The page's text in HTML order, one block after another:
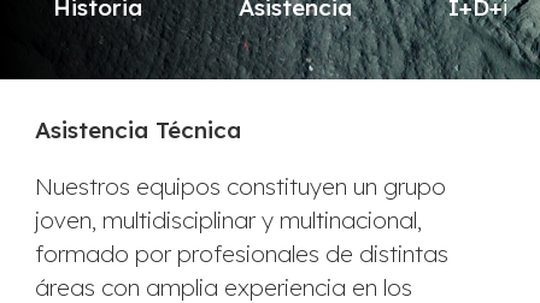
Historia Asistencia I+D+i
Asistencia Técnica
Nuestros equipos constituyen un grupo
joven, multidisciplinar y multinacional,
formado por profesionales de distintas
áreas con amplia experiencia en los